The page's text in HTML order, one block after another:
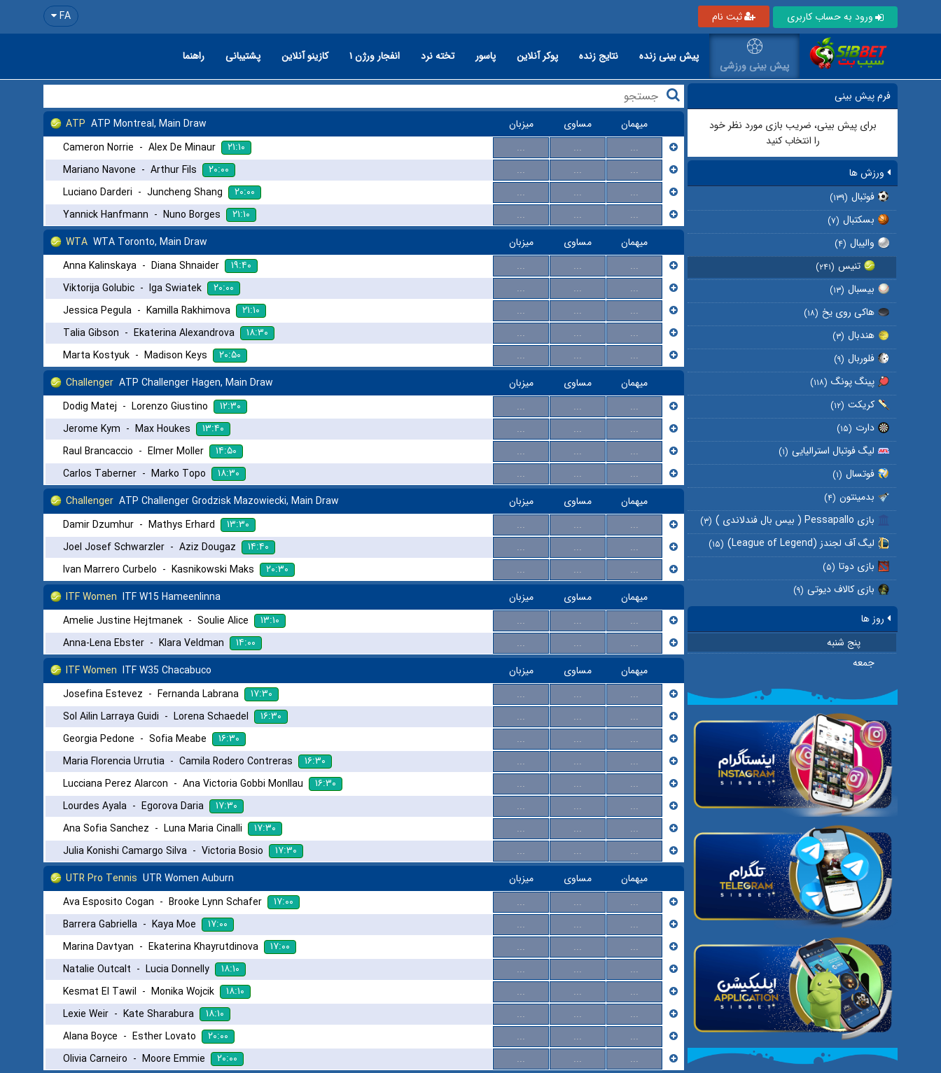
FA ورود به حساب کاربری ثبت نام
پیش بینی ورزشی
پیش بینی زنده نتایج زنده پوکر آنلاین پاسور تخته نرد انفجار ورژن ۱ کازینو آنلاین پشتیبانی راهنما
فرم پیش بینی
برای پیش بینی، ضریب بازی مورد نظر خود
را انتخاب کنید
ورزش ها
فوتبال (۱۳۹)
بسکتبال (۷)
والیبال (۴)
تنیس (۲۴۱)
بیسبال (۱۳)
هاکی روی یخ (۱۸)
هندبال (۳)
فلوربال (۹)
پینگ پونگ (۱۱۸)
کریکت (۱۲)
دارت (۱۵)
لیگ فوتبال استرالیایی (۱)
فوتسال (۱)
بدمینتون (۴)
بازی Pessapallo ( بیس بال فندلاندی ) (۳)
لیگ آف لجندز (League of Legend) (۱۵)
بازی دوتا (۵)
بازی کالاف دیوتی (۹)
روز ها
پنج شنبه
جمعه
ATP ATP Montreal, Main Draw میزبان مساوی
میهمان
Cameron Norrie - Alex De Minaur ۲۱:۱۰ ... ...
...
Mariano Navone - Arthur Fils ۲۰:۰۰ ... ...
...
Luciano Darderi - Juncheng Shang ۲۰:۰۰ ... ...
...
Yannick Hanfmann - Nuno Borges ۲۱:۱۰ ... ...
...
WTA WTA Toronto, Main Draw میزبان مساوی
میهمان
Anna Kalinskaya - Diana Shnaider ۱۹:۴۰ ... ...
...
Viktorija Golubic - Iga Swiatek ۲۰:۰۰ ... ...
...
Jessica Pegula - Kamilla Rakhimova ۲۱:۱۰ ... ...
...
Talia Gibson - Ekaterina Alexandrova ۱۸:۳۰ ... ...
...
Marta Kostyuk - Madison Keys ۲۰:۵۰ ... ...
...
Challenger ATP Challenger Hagen, Main Draw میزبان مساوی
میهمان
Dodig Matej - Lorenzo Giustino ۱۲:۳۰ ... ...
...
Jerome Kym - Max Houkes ۱۳:۴۰ ... ...
...
Raul Brancaccio - Elmer Moller ۱۴:۵۰ ... ...
...
Carlos Taberner - Marko Topo ۱۸:۳۰ ... ...
...
Challenger ATP Challenger Grodzisk Mazowiecki, Main Draw میزبان مساوی
میهمان
Damir Dzumhur - Mathys Erhard ۱۳:۳۰ ... ...
...
Joel Josef Schwarzler - Aziz Dougaz ۱۴:۴۰ ... ...
...
Ivan Marrero Curbelo - Kasnikowski Maks ۲۰:۳۰ ... ...
...
ITF Women ITF W15 Hameenlinna میزبان مساوی
میهمان
Amelie Justine Hejtmanek - Soulie Alice ۱۳:۱۰ ... ...
...
Anna-Lena Ebster - Klara Veldman ۱۴:۰۰ ... ...
...
ITF Women ITF W35 Chacabuco میزبان مساوی
میهمان
Josefina Estevez - Fernanda Labrana ۱۷:۳۰ ... ...
...
Sol Ailin Larraya Guidi - Lorena Schaedel ۱۶:۳۰ ... ...
...
Georgia Pedone - Sofia Meabe ۱۶:۳۰ ... ...
...
Maria Florencia Urrutia - Camila Rodero Contreras ۱۶:۳۰ ... ...
...
Lucciana Perez Alarcon - Ana Victoria Gobbi Monllau ۱۶:۳۰ ... ...
...
Lourdes Ayala - Egorova Daria ۱۷:۳۰ ... ...
...
Ana Sofia Sanchez - Luna Maria Cinalli ۱۷:۳۰ ... ...
...
Julia Konishi Camargo Silva - Victoria Bosio ۱۷:۳۰ ... ...
...
UTR Pro Tennis UTR Women Auburn میزبان مساوی
میهمان
Ava Esposito Cogan - Brooke Lynn Schafer ۱۷:۰۰ ... ...
...
Barrera Gabriella - Kaya Moe ۱۷:۰۰ ... ...
...
Marina Davtyan - Ekaterina Khayrutdinova ۱۷:۰۰ ... ...
...
Natalie Outcalt - Lucia Donnelly ۱۸:۱۰ ... ...
...
Kesmat El Tawil - Monika Wojcik ۱۸:۱۰ ... ...
...
Lexie Weir - Kate Sharabura ۱۸:۱۰ ... ...
...
Alana Boyce - Esther Lovato ۲۰:۰۰ ... ...
...
Olivia Carneiro - Moore Emmie ۲۰:۰۰ ... ...
...